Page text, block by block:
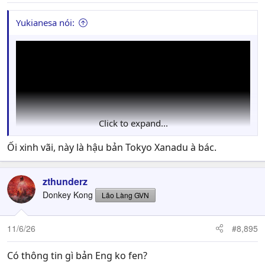
:
Yukianesa nói:
Click to expand...
Ối xinh vãi, này là hậu bản Tokyo Xanadu à bác.
zthunderz
Donkey Kong Lão Làng GVN
11/6/26 #8,895
Có thông tin gì bản Eng ko fen?